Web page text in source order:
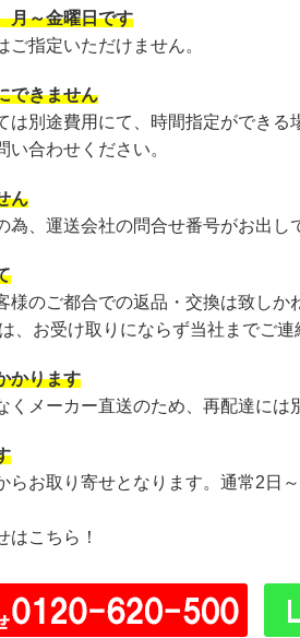
月～金曜日です
ご指定いただけません。
できません
は別途費用にて、時間指定ができる
い合わせください。
ん
為、運送会社の問合せ番号がお出し
様のご都合での返品・交換は致し
、お受け取りにならず当社までご連
かります
くメーカー直送のため、再配達には
らお取り寄せとなります。通常2日
はこちら！